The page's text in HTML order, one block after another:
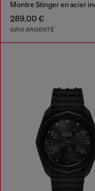
Montre Stinger en acier
289,00 €
GRIS ARGENTÉ